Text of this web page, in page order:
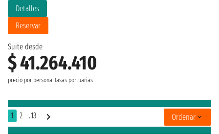
Suite desde
$ 41.264.410
precio por persona Tasas portuarias
Detalles
Reservar
1 2 ..13 Ordenar